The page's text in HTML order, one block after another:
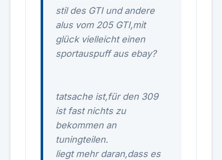
stil des GTI und andere
alus vom 205 GTI,mit
glück vielleicht einen
sportauspuff aus ebay?
tatsache ist,für den 309
ist fast nichts zu
bekommen an
tuningteilen.
liegt mehr daran,dass es